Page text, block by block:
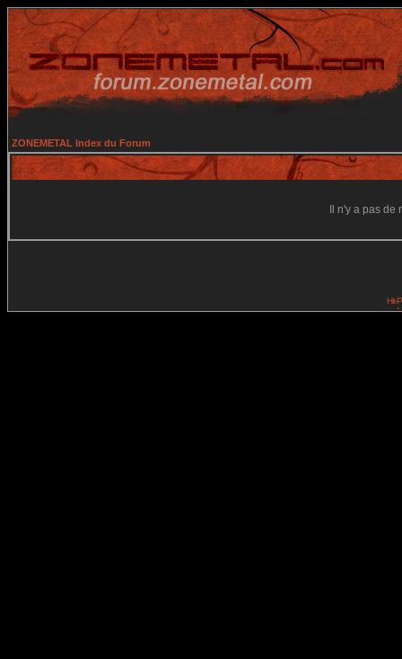
ZONEMETAL Index du Forum
Il n'y a pas